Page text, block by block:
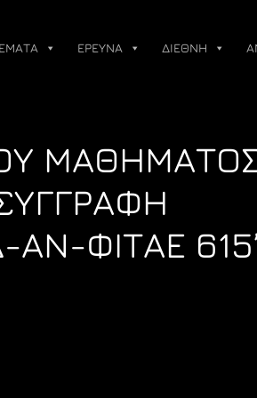
ΕΡΕΥΝΑ ΔΙΕΘΝΗ
ΑΝ-ΦΙΤΑΕ